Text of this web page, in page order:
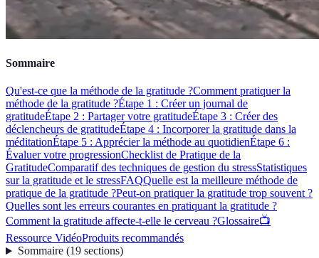
Sommaire
Qu'est-ce que la méthode de la gratitude ?Comment pratiquer la
méthode de la gratitude ?Étape 1 : Créer un journal de
gratitudeÉtape 2 : Partager votre gratitudeÉtape 3 : Créer des
déclencheurs de gratitudeÉtape 4 : Incorporer la gratitude dans la
méditationÉtape 5 : Apprécier la méthode au quotidienÉtape 6 :
Évaluer votre progressionChecklist de Pratique de la
GratitudeComparatif des techniques de gestion du stressStatistiques
sur la gratitude et le stressFAQQuelle est la meilleure méthode de
pratique de la gratitude ?Peut-on pratiquer la gratitude trop souvent ?
Quelles sont les erreurs courantes en pratiquant la gratitude ?
Comment la gratitude affecte-t-elle le cerveau ?Glossaire📺
Ressource VidéoProduits recommandés
Sommaire(19 sections)